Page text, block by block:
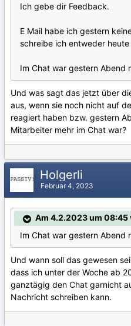
Ich gebe dir Feedback.
E Mail habe ich gestern
schreibe ich entweder
Im Chat war gestern Abend
Und was sagt das jetzt über
aus, wenn sie noch nicht auf
reagiert haben bzw. gestern
Mitarbeiter mehr im Chat war?
Holgerli
Februar 4, 2023
Am 4.2.2023 um
Im Chat war gestern Abend
Und wann soll das gewesen
dass ich unter der Woche ab
ganztägig den Chat garnicht
Nachricht schreiben kann.